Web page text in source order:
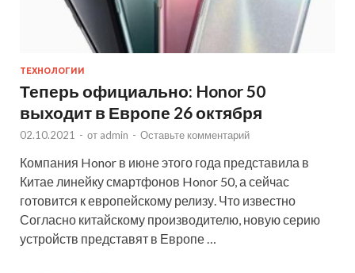
ТЕХНОЛОГИИ
Теперь официально: Honor 50
выходит в Европе 26 октября
02.10.2021 - от admin - Оставьте комментарий
Компания Honor в июне этого года представила в
Китае линейку смартфонов Honor 50, а сейчас
готовится к европейскому релизу. Что известно
Согласно китайскому производителю, новую серию
устройств представят в Европе …